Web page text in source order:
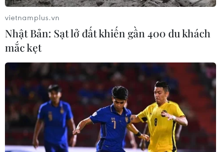
Đưa quan hệ Việt Nam-
Australia phát triển sâu
sắc, thực chất, hiệu quả
hơn
Làm sâu sắc
Đối tác chiến
diện Việt
vietnamplus.vn
Nhật Bản: Sạt lở đất khiến gần 400 du khách
mắc kẹt